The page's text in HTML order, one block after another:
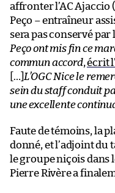
affronter l’AC Ajaccio
Peço – entraîneur
sera pas conservé par
Peço ont mis fin ce
commun accord,écrit
[…] L’OGC Nice le
sein du staff conduit
une excellente
Faute de témoins, la
donné, et l’adjoint du
le groupe niçois dans
Pierre Rivère a